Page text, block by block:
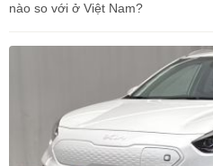
nào so với ở Việt Nam?